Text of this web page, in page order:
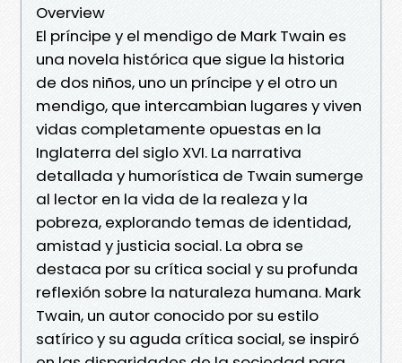
Overview
El príncipe y el mendigo de Mark Twain es
una novela histórica que sigue la historia
de dos niños, uno un príncipe y el otro un
mendigo, que intercambian lugares y viven
vidas completamente opuestas en la
Inglaterra del siglo XVI. La narrativa
detallada y humorística de Twain sumerge
al lector en la vida de la realeza y la
pobreza, explorando temas de identidad,
amistad y justicia social. La obra se
destaca por su crítica social y su profunda
reflexión sobre la naturaleza humana. Mark
Twain, un autor conocido por su estilo
satírico y su aguda crítica social, se inspiró